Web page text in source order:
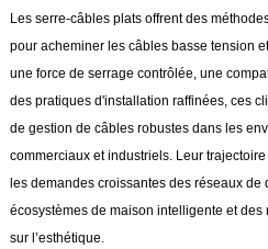
Les serre-câbles plats offrent des
pour acheminer les câbles basse tension
une force de serrage contrôlée, une
des pratiques d'installation raffinées, ces
de gestion de câbles robustes dans les
commerciaux et industriels. Leur
les demandes croissantes des réseaux de
écosystèmes de maison intelligente et
sur l’esthétique.